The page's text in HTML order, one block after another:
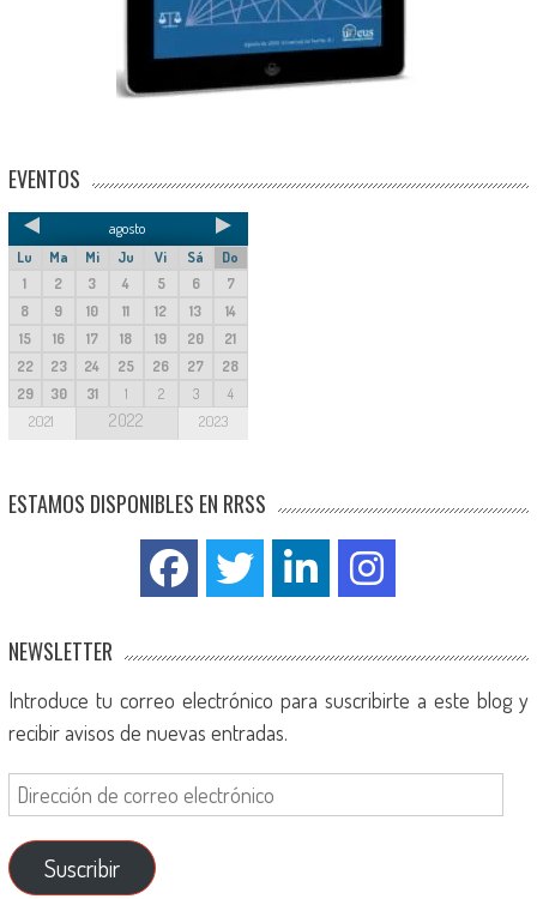
EVENTOS
agosto
Lu Ma Mi Ju Vi Sá
Do
1
2 3 4 5 6
7
8
9 10 11 12 13
14
15
16 17 18 19 20
21
22
23 24 25 26 27
28
29
30 31 1 2 3 4
2021 2022 2023
ESTAMOS DISPONIBLES EN RRSS
NEWSLETTER
Introduce tu correo electrónico para suscribirte a este blog y
recibir avisos de nuevas entradas.
Suscribir